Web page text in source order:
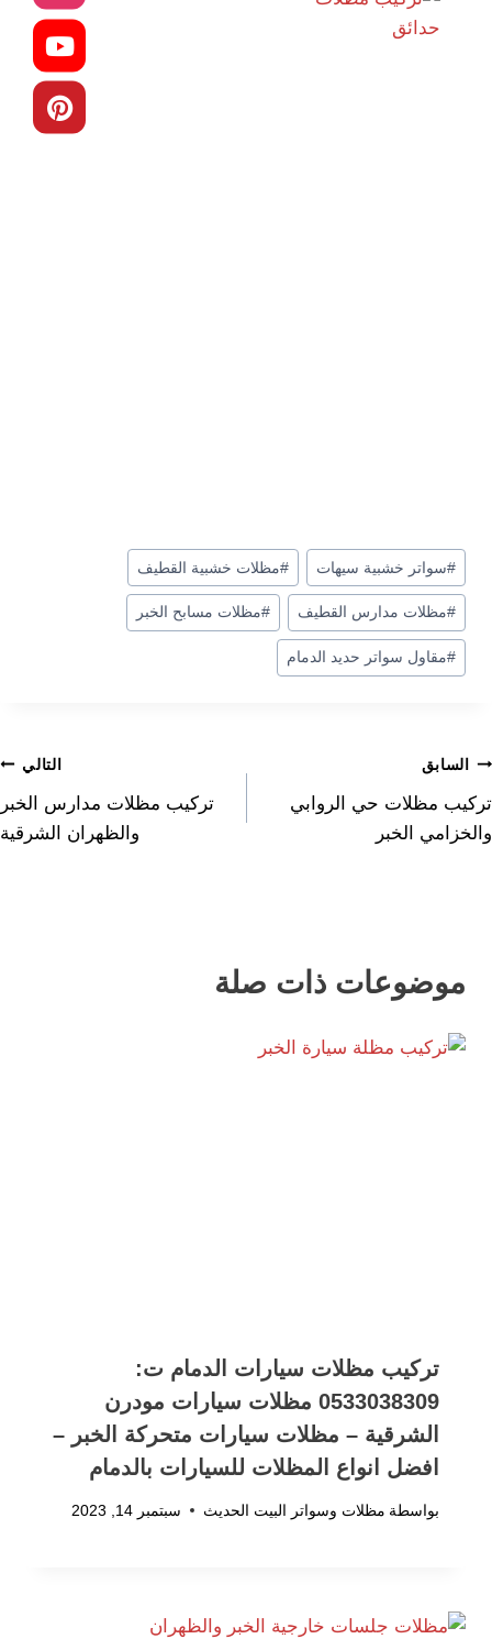
وسوم
المقال:
#سواتر خشبية سيهات #مظلات خشبية القطيف
#مظلات مدارس القطيف #مظلات مسابح الخبر
#مقاول سواتر حديد الدمام
تصفّح
المقالات
السابق
تركيب مظلات حي الروابي
والخزامي الخبر
التالي
تركيب مظلات مدارس الخبر
والظهران الشرقية
موضوعات ذات صلة
تركيب مظلات سيارات الدمام ت:
0533038309 مظلات سيارات مودرن
الشرقية – مظلات سيارات متحركة الخبر –
افضل انواع المظلات للسيارات بالدمام
بواسطة مظلات وسواتر البيت الحديث سبتمبر 14, 2023